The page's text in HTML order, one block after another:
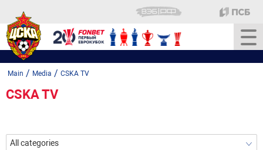
Main / Media / CSKA TV
CSKA TV
All categories